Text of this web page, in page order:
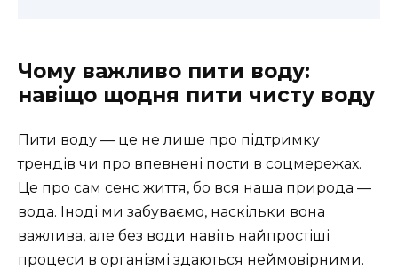
Чому важливо пити воду:
навіщо щодня пити чисту воду
Пити воду — це не лише про підтримку
трендів чи про впевнені пости в соцмережах.
Це про сам сенс життя, бо вся наша природа —
вода. Іноді ми забуваємо, наскільки вона
важлива, але без води навіть найпростіші
процеси в організмі здаються неймовірними.